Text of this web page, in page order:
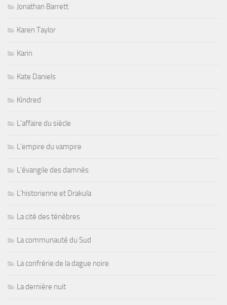
Jonathan Barrett
Karen Taylor
Karin
Kate Daniels
Kindred
L'affaire du siècle
L'empire du vampire
L'évangile des damnés
L'historienne et Drakula
La cité des ténèbres
La communauté du Sud
La confrérie de la dague noire
La dernière nuit